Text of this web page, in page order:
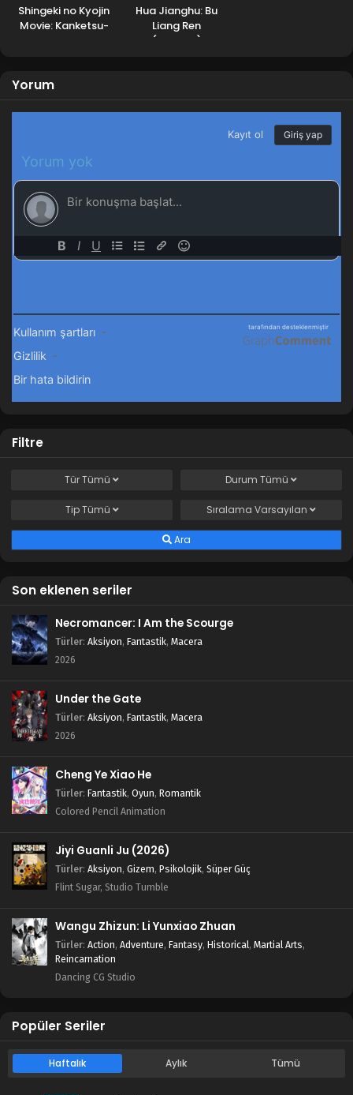
Shingeki no Kyojin
Movie: Kanketsu-
Hua Jianghu: Bu
Liang Ren
(7.Sezon)
Yorum
Filtre
TürTümü Durum Tümü
TipTümü Sıralama Varsayılan
Ara
Son eklenen seriler
Necromancer: I Am the Scourge
Türler: Aksiyon, Fantastik, Macera
2026
Under the Gate
Türler: Aksiyon, Fantastik, Macera
2026
Cheng Ye Xiao He
Türler: Fantastik, Oyun, Romantik
Colored Pencil Animation
Jiyi Guanli Ju (2026)
Türler: Aksiyon, Gizem, Psikolojik, Süper Güç
Flint Sugar, Studio Tumble
Wangu Zhizun: Li Yunxiao Zhuan
Türler: Action, Adventure, Fantasy, Historical, Martial Arts,
Reincarnation
Dancing CG Studio
Popüler Seriler
Haftalık Aylık Tümü